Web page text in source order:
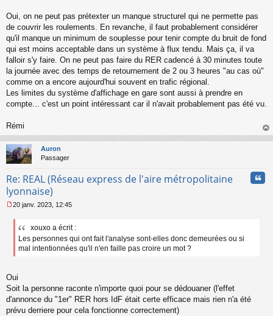
s
g
e
n
o
n
u
Oui, on ne peut pas prétexter un manque structurel qui ne permette pas
de couvrir les roulements. En revanche, il faut probablement considérer
qu'il manque un minimum de souplesse pour tenir compte du bruit de fond
qui est moins acceptable dans un système à flux tendu. Mais ça, il va
falloir s'y faire. On ne peut pas faire du RER cadencé à 30 minutes toute
la journée avec des temps de retournement de 2 ou 3 heures "au cas où"
comme on a encore aujourd'hui souvent en trafic régional.
Les limites du système d'affichage en gare sont aussi à prendre en
compte... c'est un point intéressant car il n'avait probablement pas été vu.
Rémi
au
Auron
Passager
Re: REAL (Réseau express de l'aire métropolitaine
lyonnaise)
e
g
n
o
n
l
u
20 janv. 2023, 12:45
xouxo a écrit :
Les personnes qui ont fait l'analyse sont-elles donc demeurées ou si
mal intentionnées qu'il n'en faille pas croire un mot ?
Oui
Soit la personne raconte n'importe quoi pour se dédouaner (l'effet
d'annonce du "1er" RER hors IdF était certe efficace mais rien n'a été
prévu derriere pour cela fonctionne correctement)